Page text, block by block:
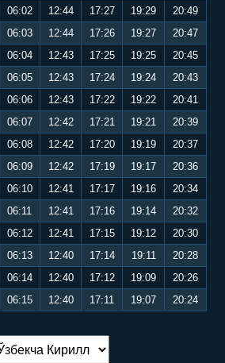
06:02 12:44 17:27 19:29
20:49
06:03 12:44 17:26 19:27
20:47
06:04 12:43 17:25 19:25
20:45
06:05 12:43 17:24 19:24
20:43
06:06 12:43 17:22 19:22
20:41
06:07 12:42 17:21 19:21
20:39
06:08 12:42 17:20 19:19
20:37
06:09 12:42 17:19 19:17
20:36
06:10 12:41 17:17 19:16
20:34
06:11 12:41 17:16 19:14
20:32
06:12 12:41 17:15 19:12
20:30
06:13 12:40 17:14 19:11
20:28
06:14 12:40 17:12 19:09
20:26
06:15 12:40 17:11 19:07 20:24
алмаштириш: